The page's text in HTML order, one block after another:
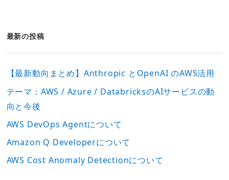
最新の投稿
【最新動向まとめ】Anthropic とOpenAI のAWS活用
テーマ：AWS / Azure / DatabricksのAIサービスの動
向と今後
AWS DevOps Agentについて
Amazon Q Developerについて
AWS Cost Anomaly Detectionについて